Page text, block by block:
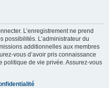
L’enregistrement ne prend
possibilités. L’administrateur du
additionnelles aux membres
vous d’avoir pris connaissance
politique de vie privée. Assurez-vous